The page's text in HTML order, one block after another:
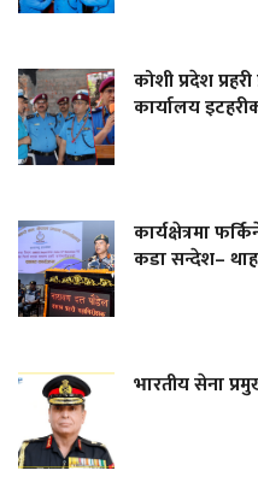
कोशी प्रदेश
कार्यालय
कार्यक्षेत्रमा
कडा सन्देश–
भारतीय सेना